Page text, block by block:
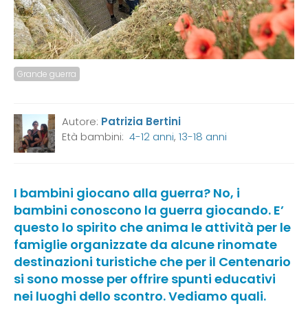
Grande guerra
Autore: Patrizia Bertini
Età bambini: 4-12 anni, 13-18 anni
I bambini giocano alla guerra? No, i
bambini conoscono la guerra giocando. E’
questo lo spirito che anima le attività per le
famiglie organizzate da alcune rinomate
destinazioni turistiche che per il Centenario
si sono mosse per offrire spunti educativi
nei luoghi dello scontro. Vediamo quali.